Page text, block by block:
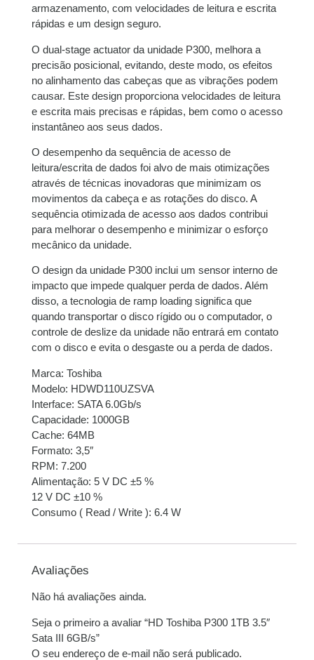
armazenamento, com velocidades de leitura e escrita
rápidas e um design seguro.
O dual-stage actuator da unidade P300, melhora a
precisão posicional, evitando, deste modo, os efeitos
no alinhamento das cabeças que as vibrações podem
causar. Este design proporciona velocidades de leitura
e escrita mais precisas e rápidas, bem como o acesso
instantâneo aos seus dados.
O desempenho da sequência de acesso de
leitura/escrita de dados foi alvo de mais otimizações
através de técnicas inovadoras que minimizam os
movimentos da cabeça e as rotações do disco. A
sequência otimizada de acesso aos dados contribui
para melhorar o desempenho e minimizar o esforço
mecânico da unidade.
O design da unidade P300 inclui um sensor interno de
impacto que impede qualquer perda de dados. Além
disso, a tecnologia de ramp loading significa que
quando transportar o disco rígido ou o computador, o
controle de deslize da unidade não entrará em contato
com o disco e evita o desgaste ou a perda de dados.
Marca: Toshiba
Modelo: HDWD110UZSVA
Interface: SATA 6.0Gb/s
Capacidade: 1000GB
Cache: 64MB
Formato: 3,5″
RPM: 7.200
Alimentação: 5 V DC ±5 %
12 V DC ±10 %
Consumo ( Read / Write ): 6.4 W
Avaliações
Não há avaliações ainda.
Seja o primeiro a avaliar “HD Toshiba P300 1TB 3.5″
Sata III 6GB/s”
O seu endereço de e-mail não será publicado.